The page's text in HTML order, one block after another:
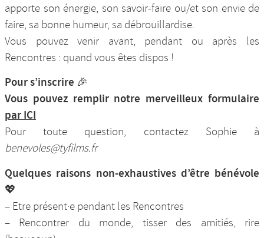
apporte son énergie, son savoir-faire ou/et son envie de
faire, sa bonne humeur, sa débrouillardise.
Vous pouvez venir avant, pendant ou après les
Rencontres : quand vous êtes dispos !
Pour s’inscrire 🎉
Vous pouvez remplir notre merveilleux formulaire
par ICI
Pour toute question, contactez Sophie à
benevoles@tyfilms.fr
Quelques raisons non-exhaustives d’être bénévole
💖
– Etre présent·e pendant les Rencontres
– Rencontrer du monde, tisser des amitiés, rire